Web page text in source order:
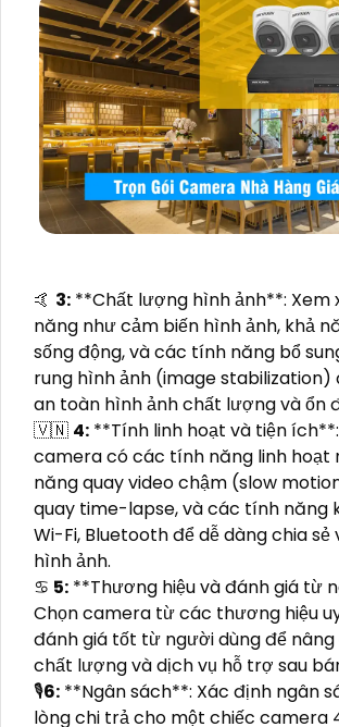
️🤙 3: **Chất lượng hình ảnh**:
năng như cảm biến hình ảnh, khả
sống động, và các tính năng bổ
rung hình ảnh (image stabilization)
an toàn hình ảnh chất lượng và ổn
🇻🇳 4: **Tính linh hoạt và tiện
camera có các tính năng linh hoạt
năng quay video chậm (slow
quay time-lapse, và các tính năng
Wi-Fi, Bluetooth để dễ dàng chia
hình ảnh.
♋ 5: **Thương hiệu và đánh giá từ
Chọn camera từ các thương hiệu
đánh giá tốt từ người dùng để
chất lượng và dịch vụ hỗ trợ sau
🎙6: **Ngân sách**: Xác định ngân
lòng chi trả cho một chiếc camera